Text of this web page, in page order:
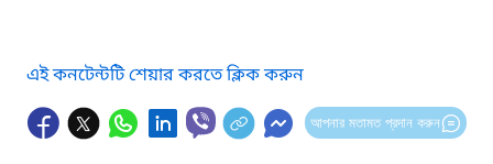
এই কনটেন্টটি শেয়ার করতে ক্লিক করুন
আপনার মতামত প্রদান করুন